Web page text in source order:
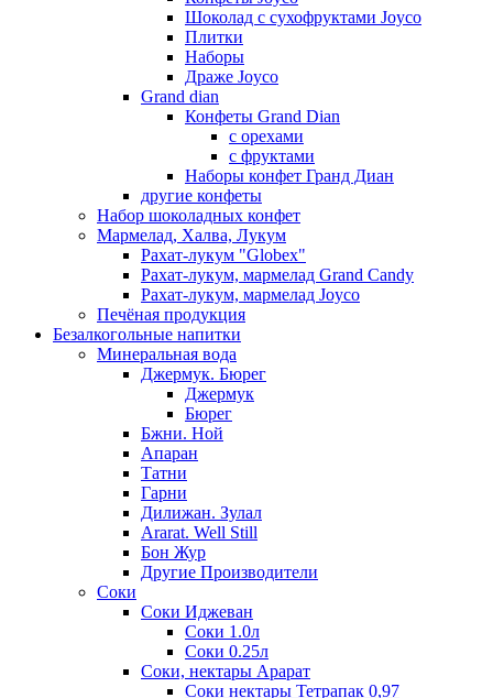
Шоколад с сухофруктами Joyco
Плитки
Наборы
Драже Joyco
Grand dian
Конфеты Grand Dian
с орехами
с фруктами
Наборы конфет Гранд Диан
другие конфеты
Набор шоколадных конфет
Мармелад, Халва, Лукум
Рахат-лукум "Globex"
Рахат-лукум, мармелад Grand Candy
Рахат-лукум, мармелад Joyco
Печёная продукция
Безалкогольные напитки
Минеральная вода
Джермук. Бюрег
Джермук
Бюрег
Бжни. Ной
Апаран
Татни
Гарни
Дилижан. Зулал
Ararat. Well Still
Бон Жур
Другие Производители
Соки
Соки Иджеван
Соки 1.0л
Соки 0.25л
Соки, нектары Арарат
Соки нектары Тетрапак 0,97